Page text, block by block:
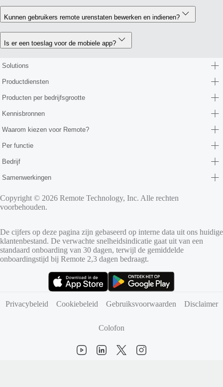
Kunnen gebruikers remote urenstaten bewerken en indienen?
Is er een toeslag voor de mobiele app?
Solutions
Productdiensten
Producten per bedrijfsgrootte
Kennisbronnen
Waarom kiezen voor Remote?
Per functie
Bedrijf
Samenwerkingen
Copyright © 2026 Remote Technology, Inc. Alle rechten
voorbehouden.
De cijfers op deze pagina zijn gebaseerd op interne data uit ons huidige
klantenbestand. De verwachte snelheidsindicatie gaat uit van een
standaard onboarding van 30 dagen, terwijl de gemiddelde
onboardingstijd bij Remote 2,3 dagen bedraagt.
Privacybeleid
Cookiebeleid Gebruiksvoorwaarden Disclaimer
Colofon